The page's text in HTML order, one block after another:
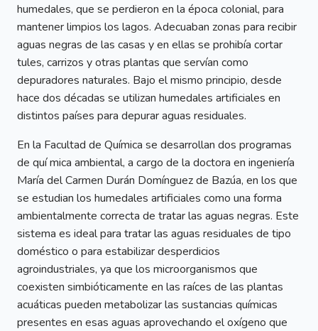
humedales, que se perdieron en la época colonial, para
mantener limpios los lagos. Adecuaban zonas para recibir
aguas negras de las casas y en ellas se prohibía cortar
tules, carrizos y otras plantas que servían como
depuradores naturales. Bajo el mismo principio, desde
hace dos décadas se utilizan humedales artificiales en
distintos países para depurar aguas residuales.
En la Facultad de Química se desarrollan dos programas
de quí mica ambiental, a cargo de la doctora en ingeniería
María del Carmen Durán Domínguez de Bazúa, en los que
se estudian los humedales artificiales como una forma
ambientalmente correcta de tratar las aguas negras. Este
sistema es ideal para tratar las aguas residuales de tipo
doméstico o para estabilizar desperdicios
agroindustriales, ya que los microorganismos que
coexisten simbióticamente en las raíces de las plantas
acuáticas pueden metabolizar las sustancias químicas
presentes en esas aguas aprovechando el oxígeno que